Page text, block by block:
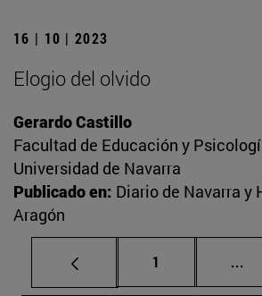
16 | 10 | 2023
Elogio del olvido
Gerardo Castillo
Facultad de Educación y
Universidad de Navarra
Publicado en: Diario de Navarra y
Aragón
Página
1 ...